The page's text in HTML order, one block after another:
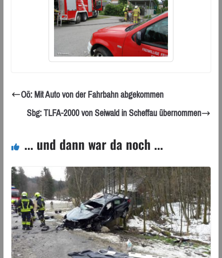
Oö: Mit Auto von der Fahrbahn abgekommen
Sbg: TLFA-2000 von Seiwald in Scheffau übernommen
... und dann war da noch ...